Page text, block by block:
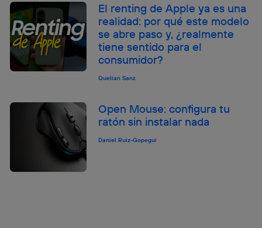
El renting de Apple ya es una
realidad: por qué este modelo
se abre paso y, ¿realmente
tiene sentido para el
consumidor?
Quelian Sanz
Open Mouse: configura tu
ratón sin instalar nada
Daniel Ruiz-Gopegui